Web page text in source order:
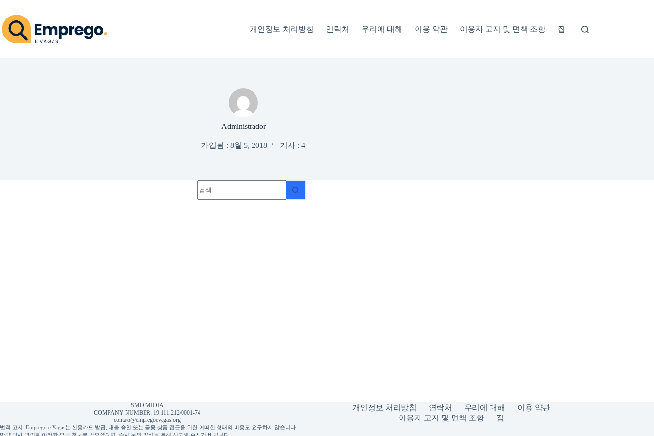
으
로
개인정보 처리방침 연락처 우리에 대해 이용 약관 이용자 고지 및 면책 조항 집
Administrador
가입됨 : 8월 5, 2018 기사 : 4
과
SMO MIDIA
COMPANY NUMBER: 19.111.212/0001-74
contato@empregoevagas.org
개인정보 처리방침 연락처 우리에 대해
이용 약관
이용자 고지 및 면책 조항
집
법적 고지: Emprego e Vagas는 신용카드 발급, 대출 승인 또는 금융 상품 접근을 위한 어떠한 형태의 비용도 요구하지 않습니다.
만약 당사 명의로 이러한 요금 청구를 받으셨다면, 즉시 문의 양식을 통해 신고해 주시기 바랍니다.